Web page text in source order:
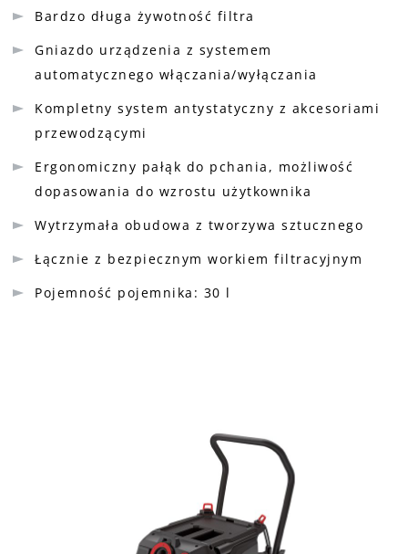
Bardzo długa żywotność filtra
Gniazdo urządzenia z systemem
automatycznego włączania/wyłączania
Kompletny system antystatyczny z akcesoriami
przewodzącymi
Ergonomiczny pałąk do pchania, możliwość
dopasowania do wzrostu użytkownika
Wytrzymała obudowa z tworzywa sztucznego
Łącznie z bezpiecznym workiem filtracyjnym
Pojemność pojemnika: 30 l